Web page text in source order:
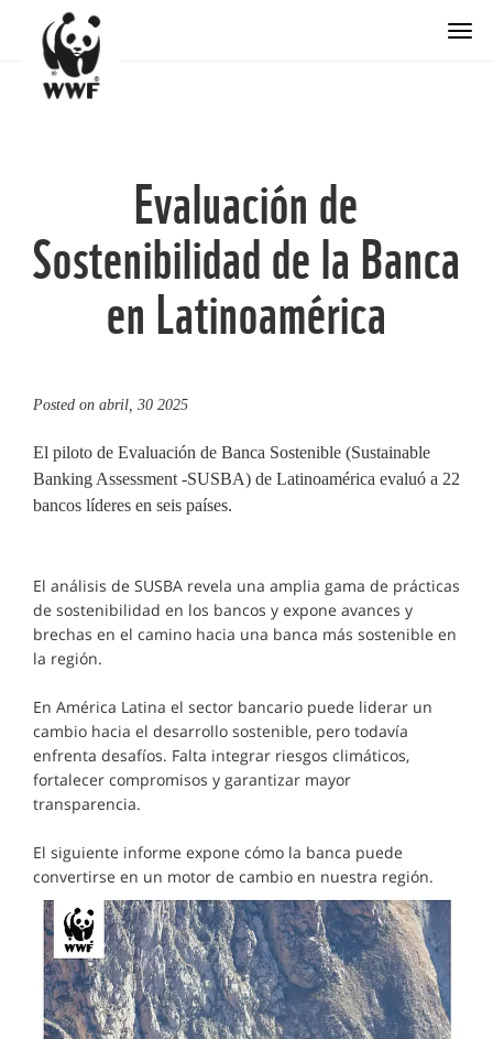
Evaluación de
Sostenibilidad de la Banca
en Latinoamérica
Posted on abril, 30 2025
El piloto de Evaluación de Banca Sostenible (Sustainable
Banking Assessment -SUSBA) de Latinoamérica evaluó a 22
bancos líderes en seis países.
El análisis de SUSBA revela una amplia gama de prácticas
de sostenibilidad en los bancos y expone avances y
brechas en el camino hacia una banca más sostenible en
la región.
En América Latina el sector bancario puede liderar un
cambio hacia el desarrollo sostenible, pero todavía
enfrenta desafíos. Falta integrar riesgos climáticos,
fortalecer compromisos y garantizar mayor
transparencia.
El siguiente informe expone cómo la banca puede
convertirse en un motor de cambio en nuestra región.